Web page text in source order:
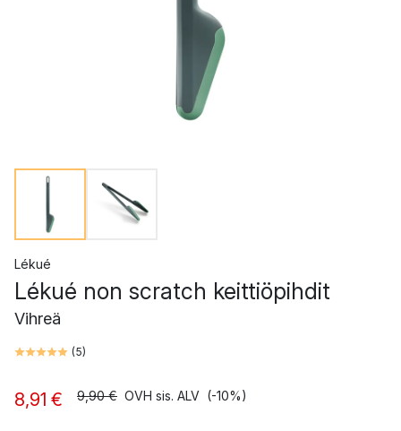
Lékué
Lékué non scratch keittiöpihdit
Vihreä
(5)
8,91 € 9,90 € OVH sis. ALV (-10%)